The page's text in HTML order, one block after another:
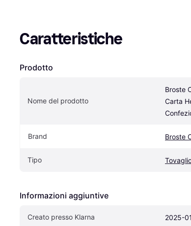
Caratteristiche
Prodotto
Nome del prodotto
Broste
Carta
Brand Broste
Tipo
Informazioni aggiuntive
Creato presso Klarna 2025-